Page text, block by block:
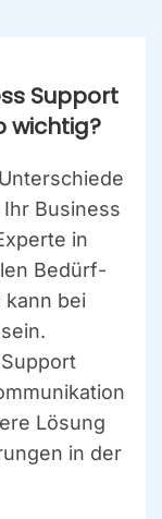
Sup­port
wich­tig?
Busi­ness
in
Bedürf­
kann bei
Lösung
in der